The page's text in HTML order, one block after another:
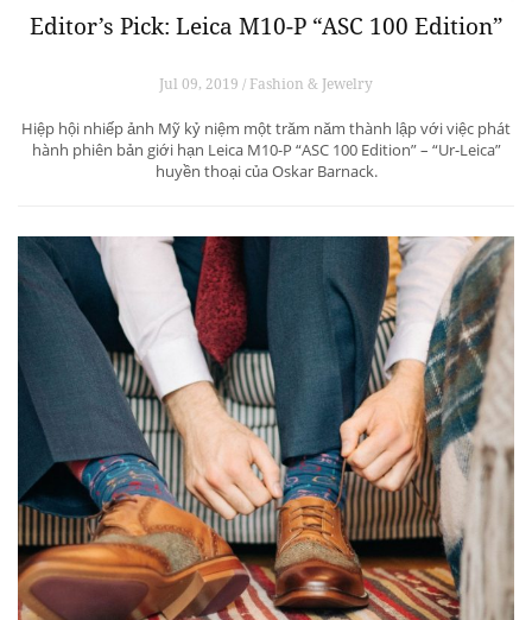
Editor’s Pick: Leica M10-P “ASC 100 Edition”
Jul 09, 2019 / Fashion & Jewelry
Hiệp hội nhiếp ảnh Mỹ kỷ niệm một trăm năm thành lập với việc phát
hành phiên bản giới hạn Leica M10-P “ASC 100 Edition” – “Ur-Leica”
huyền thoại của Oskar Barnack.